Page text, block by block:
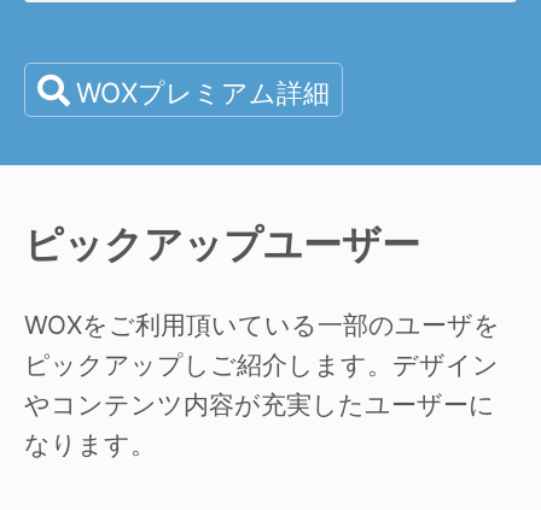
WOXプレミアム詳細
ピックアップユーザー
WOXをご利用頂いている一部のユーザを
ピックアップしご紹介します。デザイン
やコンテンツ内容が充実したユーザーに
なります。